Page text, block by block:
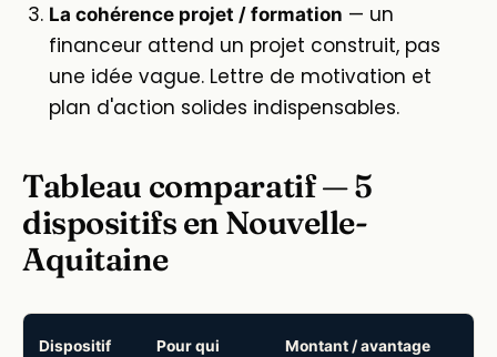
La cohérence projet / formation — un
financeur attend un projet construit, pas
une idée vague. Lettre de motivation et
plan d'action solides indispensables.
Tableau comparatif — 5
dispositifs en Nouvelle-
Aquitaine
Dispositif Pour qui Montant / avantage